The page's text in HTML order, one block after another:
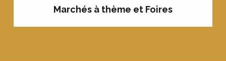
Marchés à thème et Foires